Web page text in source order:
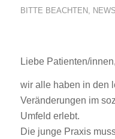
BITTE BEACHTEN, NEWS
Liebe Patienten/
wir alle haben in den
Veränderungen im
Umfeld erlebt.
Die junge Praxis